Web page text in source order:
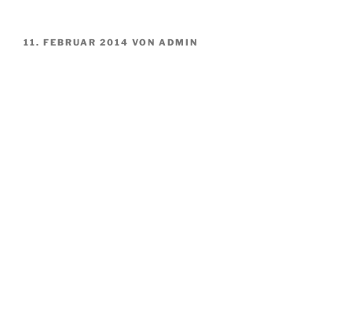
VERÖFFENTLICHT
11. FEBRUAR 2014 VON ADMIN